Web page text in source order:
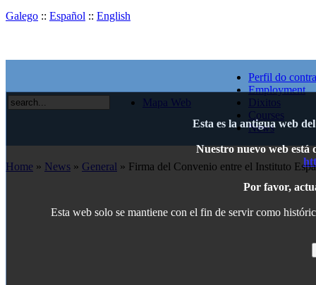
Esta es la antigua web
Nuestro nuevo web está
Por favor,
Esta web solo se mantiene con el fin de servir como
Galego :: Español :: English
Mapa Web
Perfil do
Employment
Dixitos
Courses
News
Home » News » General » Firma del Convenio entre el Instituto